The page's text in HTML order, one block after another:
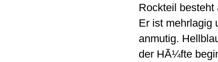
Rockteil
Er ist mehrlagig
anmutig.
der HÃ¼fte